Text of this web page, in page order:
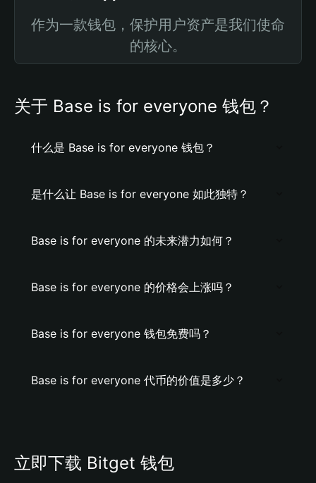
作为一款钱包，保护用户资产是我们使命
的核心。
关于 Base is for everyone 钱包？
什么是 Base is for everyone 钱包？
是什么让 Base is for everyone 如此独特？
Base is for everyone 的未来潜力如何？
Base is for everyone 的价格会上涨吗？
Base is for everyone 钱包免费吗？
Base is for everyone 代币的价值是多少？
立即下载 Bitget 钱包